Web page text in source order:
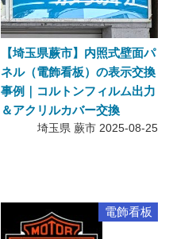
【埼玉県蕨市】内照式壁面パ
ネル（電飾看板）の表示交換
事例｜コルトンフィルム出力
＆アクリルカバー交換
埼玉県 蕨市 2025-08-25
電飾看板